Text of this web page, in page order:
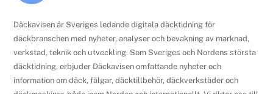
Däckavisen är Sveriges ledande digitala däcktidning för
däckbranschen med nyheter, analyser och bevakning av marknad,
verkstad, teknik och utveckling. Som Sveriges och Nordens största
däcktidning, erbjuder Däckavisen omfattande nyheter och
information om däck, fälgar, däcktillbehör, däckverkstäder och